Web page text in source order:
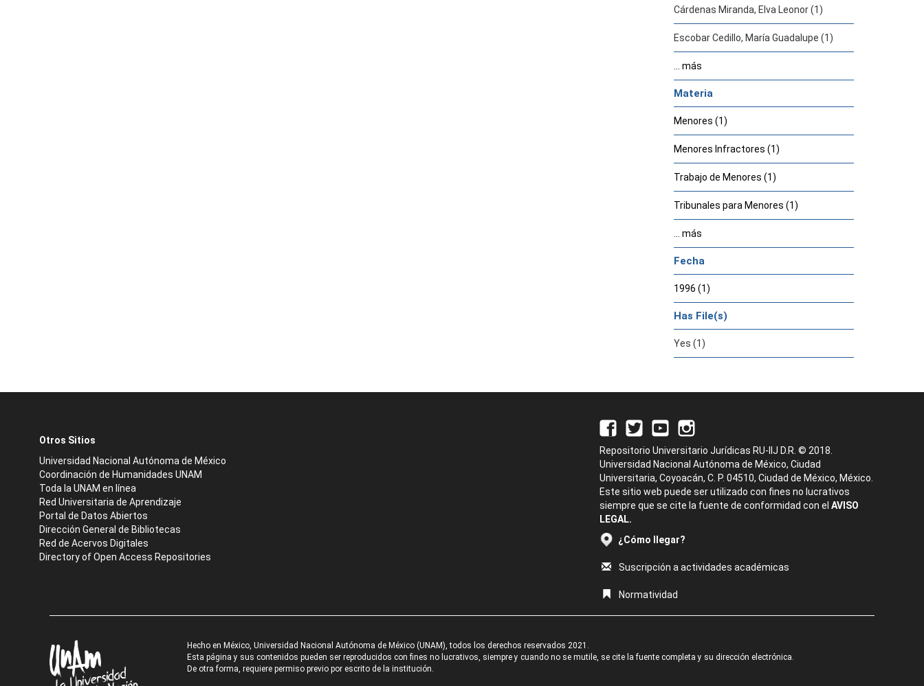
Cárdenas Miranda, Elva Leonor (1)
Escobar Cedillo, María Guadalupe (1)
... más
Materia
Menores (1)
Menores Infractores (1)
Trabajo de Menores (1)
Tribunales para Menores (1)
... más
Fecha
1996 (1)
Has File(s)
Yes (1)
Otros Sitios
Universidad Nacional Autónoma de México
Coordinación de Humanidades UNAM
Toda la UNAM en línea
Red Universitaria de Aprendizaje
Portal de Datos Abiertos
Dirección General de Bibliotecas
Red de Acervos Digitales
Directory of Open Access Repositories
Repositorio Universitario Jurídicas RU-IIJ D.R. © 2018.
Universidad Nacional Autónoma de México, Ciudad
Universitaria, Coyoacán, C. P. 04510, Ciudad de México, México.
Este sitio web puede ser utilizado con fines no lucrativos
siempre que se cite la fuente de conformidad con el AVISO
LEGAL.
¿Cómo llegar?
Suscripción a actividades académicas
Normatividad
Hecho en México, Universidad Nacional Autónoma de México (UNAM), todos los derechos reservados 2021.
Esta página y sus contenidos pueden ser reproducidos con fines no lucrativos, siempre y cuando no se mutile, se cite la fuente completa y su dirección electrónica.
De otra forma, requiere permiso previo por escrito de la institución.